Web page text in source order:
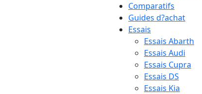
Comparatifs
Guides d?achat
Essais
Essais Abarth
Essais Audi
Essais Cupra
Essais DS
Essais Kia